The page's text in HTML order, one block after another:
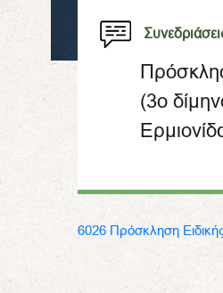
(3ο
6026 Πρόσκληση